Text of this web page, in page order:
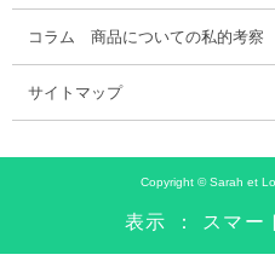
コラム 商品についての私的考察
サイトマップ
Copyright © Sarah et
表示 ： スマー